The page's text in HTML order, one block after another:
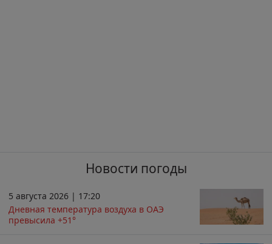
Новости погоды
5 августа 2026 | 17:20
Дневная температура воздуха в ОАЭ
превысила +51°